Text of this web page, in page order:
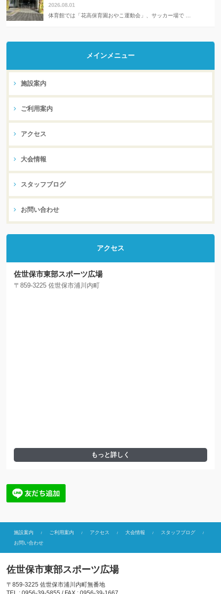
2026.08.01
体育館では「花高保育園おやこ運動会」、サッカー場で …
メインメニュー
施設案内
ご利用案内
アクセス
大会情報
スタッフブログ
お問い合わせ
アクセス
佐世保市東部スポーツ広場
〒859-3225 佐世保市浦川内町
もっと詳しく
施設案内 ご利用案内 アクセス 大会情報
スタッフブログ
お問い合わせ
佐世保市東部スポーツ広場
〒859-3225 佐世保市浦川内町無番地